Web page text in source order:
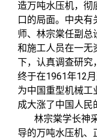
关
造万吨水压机，彻
口的局面。中央
师、林宗棠任副总
和施工人员在一无
下，认真调查研究
终于在1961年12
为中国重型机械工
成大涨了中国人民
林宗棠学长神
导的万吨水压机、